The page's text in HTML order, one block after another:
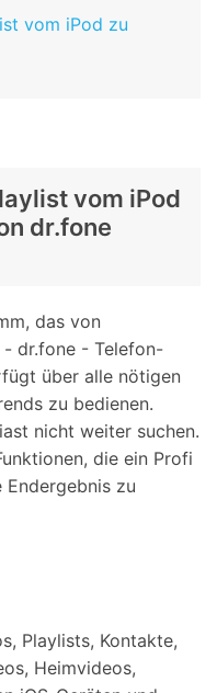
vom iPod zu
vom iPod
dr.fone
das von
dr.fone - Telefon-
über alle nötigen
zu bedienen.
nicht weiter suchen.
die ein Profi
zu
Playlists, Kontakte,
Heimvideos,